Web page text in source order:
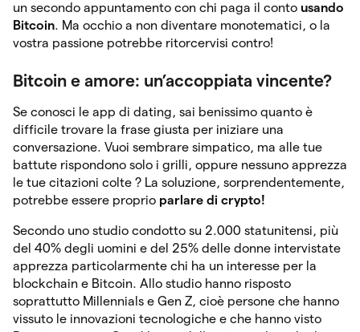
un secondo appuntamento con chi paga il conto usando
Bitcoin. Ma occhio a non diventare monotematici, o la
vostra passione potrebbe ritorcervisi contro!
Bitcoin e amore: un’accoppiata vincente?
Se conosci le app di dating, sai benissimo quanto è
difficile trovare la frase giusta per iniziare una
conversazione. Vuoi sembrare simpatico, ma alle tue
battute rispondono solo i grilli, oppure nessuno apprezza
le tue citazioni colte ? La soluzione, sorprendentemente,
potrebbe essere proprio parlare di crypto!
Secondo uno studio condotto su 2.000 statunitensi, più
del 40% degli uomini e del 25% delle donne intervistate
apprezza particolarmente chi ha un interesse per la
blockchain e Bitcoin. Allo studio hanno risposto
soprattutto Millennials e Gen Z, cioè persone che hanno
vissuto le innovazioni tecnologiche e che hanno visto